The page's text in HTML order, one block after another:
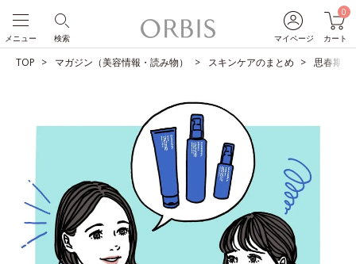
マイページ
0
カート
検索
メニュー
TOP マガジン（美容情報・読み物） スキンケアのまとめ 思春期ニ